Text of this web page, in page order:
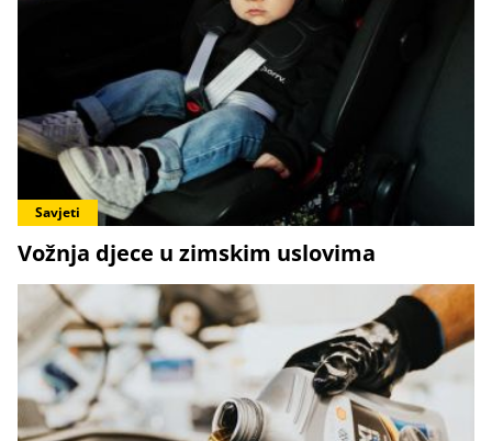
Savjeti
Vožnja djece u zimskim uslovima